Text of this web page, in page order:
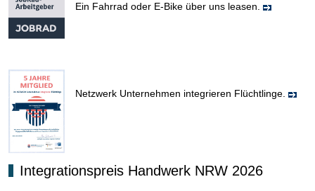
Ein Fahrrad oder E-Bike über uns leasen.
Netzwerk Unternehmen integrieren Flüchtlinge.
Integrationspreis Handwerk NRW 2026